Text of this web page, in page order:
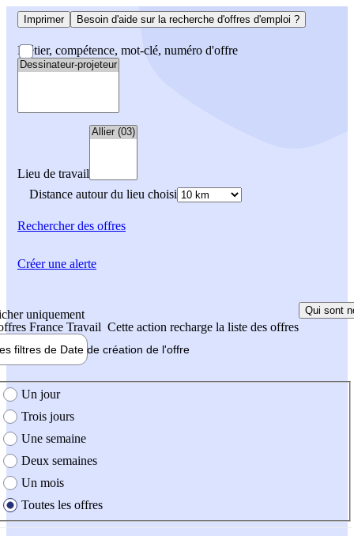
Imprimer Besoin d'aide sur la recherche d'offres d'emploi ?
Métier, compétence, mot-clé, numéro d'offre
Lieu de travail
Distance autour du lieu choisi
Rechercherdes offres
uniquement
France Travail Cette action recharge la liste des offres
Qui sont
filtres de Date de création de l'offre
création de l'offre
Un jour
Trois jours
Une semaine
Deux semaines
Un mois
Toutes les offres
Créer une alerte